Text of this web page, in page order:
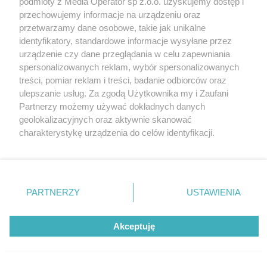
Tarnowskie Góry
Ruda Śląska
Świętochłowice
Tychy
Bytom
Katowice
Gliwice
Zabrze
Zagłębie
Redakcja
Newsletter
Reklama
przechowujemy informacje na urządzeniu oraz
przetwarzamy dane osobowe, takie jak unikalne
identyfikatory, standardowe informacje wysyłane przez
urządzenie czy dane przeglądania w celu zapewniania
spersonalizowanych reklam, wybór spersonalizowanych
treści, pomiar reklam i treści, badanie odbiorców oraz
ulepszanie usług. Za zgodą Użytkownika my i Zaufani
Partnerzy możemy używać dokładnych danych
geolokalizacyjnych oraz aktywnie skanować
charakterystykę urządzenia do celów identyfikacji.
zmienić/wycofać klikając przycisk ustawień prywatności
znajdujący się w lewym dolnym rogu strony
rodzaje przetwarzania danych nie wymagają zgody
użytkownika, ale masz prawo sprzeciwić się takiemu
przetwarzaniu. Preferencje będą miały zastosowania tylko
PARTNERZY USTAWIENIA
Akceptuję